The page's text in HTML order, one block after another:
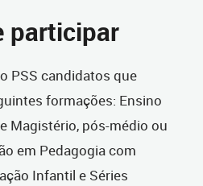
participar
PSS candidatos que
formações: Ensino
Magistério, pós-médio ou
em Pedagogia com
Infantil e Séries